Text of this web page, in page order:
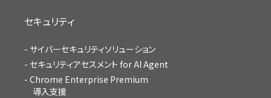
セキュリティ
サイバーセキュリティソリューション
セキュリティアセスメント for AI Agent
Chrome Enterprise Premium
導入支援